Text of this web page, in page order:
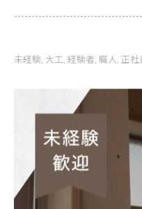
未経験 大工 経験者 職人 正社
< 前のページ